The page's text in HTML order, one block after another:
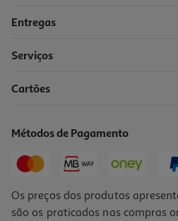
Entregas
Serviços
Cartões
Métodos de Pagamento
Os preços dos produtos
são os praticados nas compras